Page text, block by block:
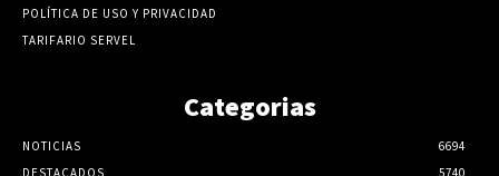
POLÍTICA DE USO Y PRIVACIDAD
TARIFARIO SERVEL
Categorias
NOTICIAS
6694